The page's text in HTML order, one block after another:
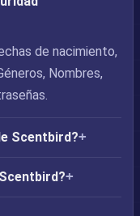
de nacimiento,
Nombres,
Scentbird?